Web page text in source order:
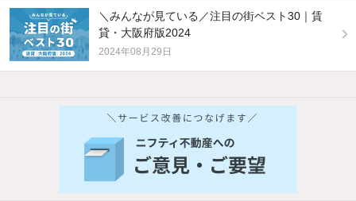
＼みんなが見ている／注目の街ベスト30｜賃
貸・大阪府版2024
2024年08月29日
他の人はこんな条件で絞り込んでいます！
バス・トイレ別 2階以上
駐車場あり ペット相談